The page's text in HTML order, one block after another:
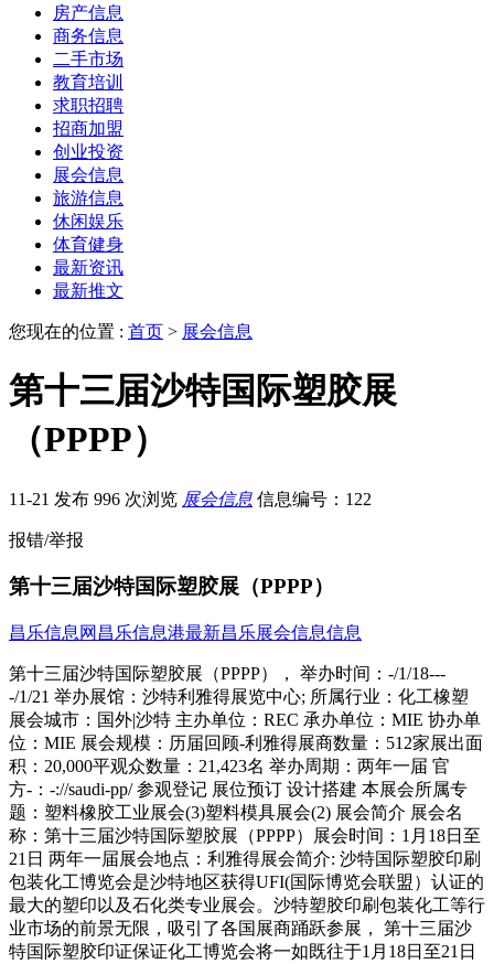
房产信息
商务信息
二手市场
教育培训
求职招聘
招商加盟
创业投资
展会信息
旅游信息
休闲娱乐
体育健身
最新资讯
最新推文
您现在的位置 : 首页 > 展会信息
第十三届沙特国际塑胶展
（PPPP）
11-21 发布 996 次浏览 展会信息 信息编号：122
报错/举报
第十三届沙特国际塑胶展（PPPP）
昌乐信息网 昌乐信息港最新昌乐展会信息信息
第十三届沙特国际塑胶展（PPPP）， 举办时间：-/1/18---
-/1/21 举办展馆：沙特利雅得展览中心; 所属行业：化工橡塑
展会城市：国外|沙特 主办单位：REC 承办单位：MIE 协办单
位：MIE 展会规模：历届回顾-利雅得展商数量：512家展出面
积：20,000平观众数量：21,423名 举办周期：两年一届 官
方-：-://saudi-pp/ 参观登记 展位预订 设计搭建 本展会所属专
题：塑料橡胶工业展会(3)塑料模具展会(2) 展会简介 展会名
称：第十三届沙特国际塑胶展（PPPP）展会时间：1月18日至
21日 两年一届展会地点：利雅得展会简介: 沙特国际塑胶印刷
包装化工博览会是沙特地区获得UFI(国际博览会联盟）认证的
最大的塑印以及石化类专业展会。沙特塑胶印刷包装化工等行
业市场的前景无限，吸引了各国展商踊跃参展， 第十三届沙
特国际塑胶印证保证化工博览会将一如既往于1月18日至21日